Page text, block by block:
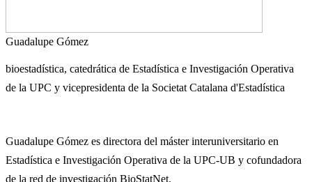
Guadalupe Gómez
bioestadística, catedrática de Estadística e Investigación Operativa
de la UPC y vicepresidenta de la Societat Catalana d'Estadística
Guadalupe Gómez es directora del máster interuniversitario en
Estadística e Investigación Operativa de la UPC-UB y cofundadora
de la red de investigación BioStatNet.